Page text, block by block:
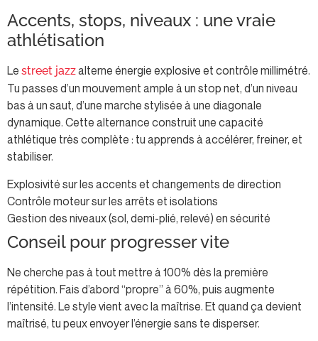
Accents, stops, niveaux : une vraie
athlétisation
Le street jazzalterne énergie explosive et contrôle millimétré.
Tu passes d’un mouvement ample à un stop net, d’un niveau
bas à un saut, d’une marche stylisée à une diagonale
dynamique. Cette alternance construit une capacité
athlétique très complète : tu apprends à accélérer, freiner, et
stabiliser.
Explosivité sur les accents et changements de direction
Contrôle moteur sur les arrêts et isolations
Gestion des niveaux (sol, demi-plié, relevé) en sécurité
Conseil pour progresser vite
Ne cherche pas à tout mettre à 100% dès la première
répétition. Fais d’abord “propre” à 60%, puis augmente
l’intensité. Le style vient avec la maîtrise. Et quand ça devient
maîtrisé, tu peux envoyer l’énergie sans te disperser.